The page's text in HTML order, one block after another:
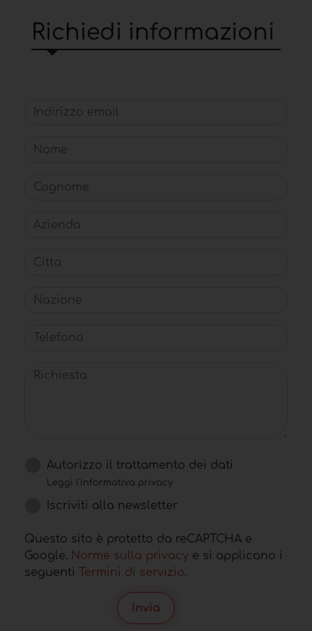
Richiedi informazioni
Indirizzo email
Nome
Cognome
Azienda
Citta
Nazione
Telefono
Richiesta
Autorizzo il trattamento dei dati
Leggi l'informativa privacy
Iscriviti alla newsletter
Questo sito è protetto da reCAPTCHA e
Google. Norme sulla privacy e si applicano i
seguenti
Termini di servizio.
Invia